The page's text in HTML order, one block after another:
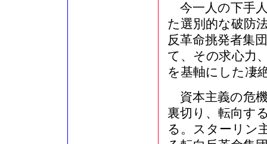
今一人の下手
た選別的な破防
反革命挑発者集
て、その求心力
を基軸にした凄
資本主義の危
裏切り、転向す
る。スターリン